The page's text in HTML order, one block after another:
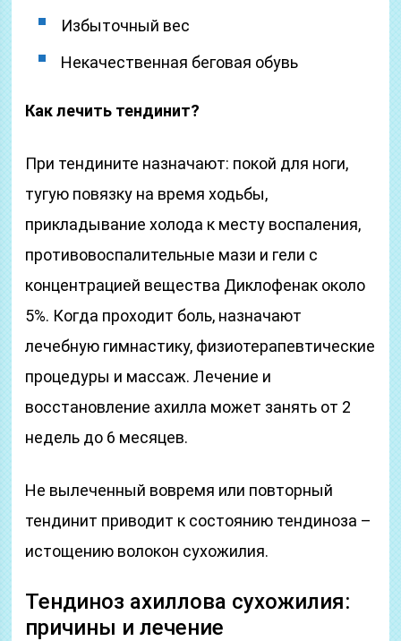
Избыточный вес
Некачественная беговая обувь
Как лечить тендинит?
При тендините назначают: покой для ноги,
тугую повязку на время ходьбы,
прикладывание холода к месту воспаления,
противовоспалительные мази и гели с
концентрацией вещества Диклофенак около
5%. Когда проходит боль, назначают
лечебную гимнастику, физиотерапевтические
процедуры и массаж. Лечение и
восстановление ахилла может занять от 2
недель до 6 месяцев.
Не вылеченный вовремя или повторный
тендинит приводит к состоянию тендиноза –
истощению волокон сухожилия.
Тендиноз ахиллова сухожилия:
причины и лечение